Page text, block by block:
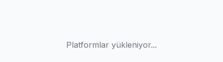
Platformlar yükleniyor...